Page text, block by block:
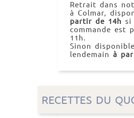
Retrait dans
à Colmar,
partir de 14h si
commande est
11h.
Sinon
lendemain à
RECETTES DU